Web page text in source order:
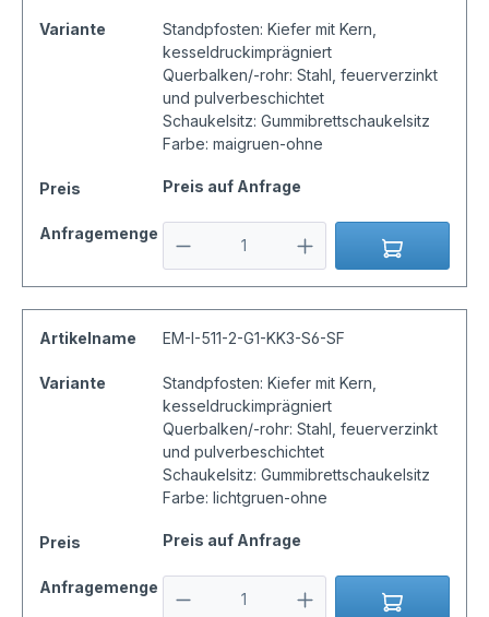
Variante
Standpfosten: Kiefer mit Kern,
kesseldruckimprägniert
Querbalken/-rohr: Stahl, feuerverzinkt
und pulverbeschichtet
Schaukelsitz: Gummibrettschaukelsitz
Farbe: maigruen-ohne
Preis Preis auf Anfrage
Anfragemenge
Artikelname EM-I-511-2-G1-KK3-S6-SF
Variante
Standpfosten: Kiefer mit Kern,
kesseldruckimprägniert
Querbalken/-rohr: Stahl, feuerverzinkt
und pulverbeschichtet
Schaukelsitz: Gummibrettschaukelsitz
Farbe: lichtgruen-ohne
Preis Preis auf Anfrage
Anfragemenge